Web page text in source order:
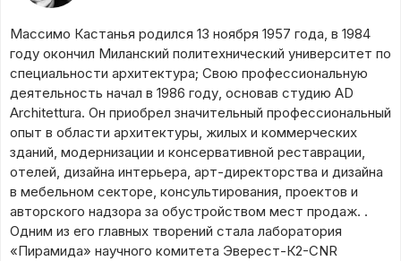
Массимо Кастанья родился 13 ноября 1957 года, в 1984
году окончил Миланский политехнический университет по
специальности архитектура; Свою профессиональную
деятельность начал в 1986 году, основав студию AD
Architettura. Он приобрел значительный профессиональный
опыт в области архитектуры, жилых и коммерческих
зданий, модернизации и консервативной реставрации,
отелей, дизайна интерьера, арт-директорства и дизайна
в мебельном секторе, консультирования, проектов и
авторского надзора за обустройством мест продаж. .
Одним из его главных творений стала лаборатория
«Пирамида» научного комитета Эверест-К2-CNR